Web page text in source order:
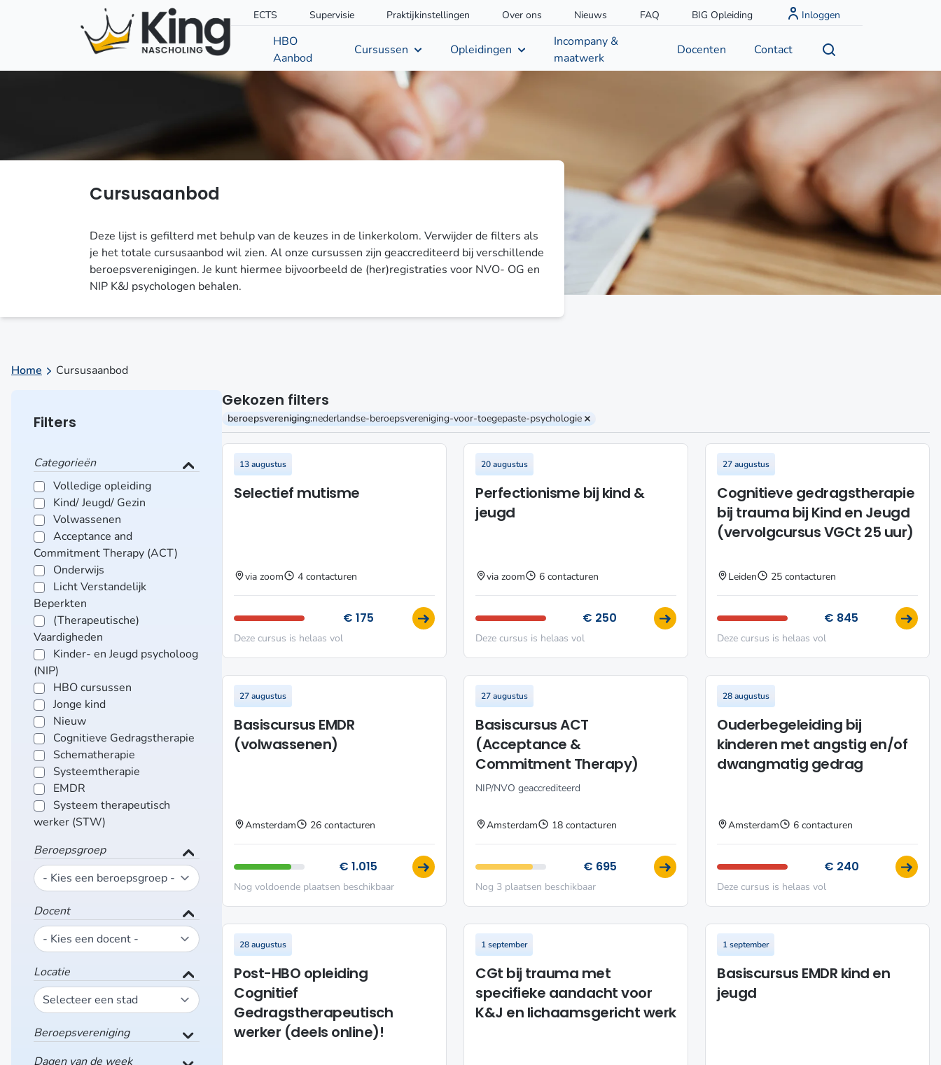
ECTS Supervisie Praktijkinstellingen Over ons Nieuws FAQ BIG Opleiding Inloggen
HBO
Aanbod
Cursussen Opleidingen
Incompany &
maatwerk
Docenten Contact
Cursusaanbod
Deze lijst is gefilterd met behulp van de keuzes in de linkerkolom. Verwijder de filters als
je het totale cursusaanbod wil zien. Al onze cursussen zijn geaccrediteerd bij verschillende
beroepsverenigingen. Je kunt hiermee bijvoorbeeld de (her)registraties voor NVO- OG en
NIP K&J psychologen behalen.
Home Cursusaanbod
Filters
Categorieën
Volledige opleiding
Kind/ Jeugd/ Gezin
Volwassenen
Acceptance and
Commitment Therapy (ACT)
Onderwijs
Licht Verstandelijk
Beperkten
(Therapeutische)
Vaardigheden
Kinder- en Jeugd psycholoog
(NIP)
HBO cursussen
Jonge kind
Nieuw
Cognitieve Gedragstherapie
Schematherapie
Systeemtherapie
EMDR
Systeem therapeutisch
werker (STW)
Beroepsgroep
Docent
Locatie
Beroepsvereniging
Dagen van de week
Gekozen filters
beroepsvereniging:nederlandse-beroepsvereniging-voor-toegepaste-psychologie Verwijder filter
13 augustus
Selectief mutisme
via zoom 4 contacturen
€ 175
Deze cursus is helaas vol
20 augustus
Perfectionisme bij kind &
jeugd
via zoom 6 contacturen
€ 250
Deze cursus is helaas vol
27 augustus
Cognitieve gedragstherapie
bij trauma bij Kind en Jeugd
(vervolgcursus VGCt 25 uur)
Leiden 25 contacturen
€ 845
Deze cursus is helaas vol
27 augustus
Basiscursus EMDR
(volwassenen)
Amsterdam 26 contacturen
€ 1.015
Nog voldoende plaatsen beschikbaar
27 augustus
Basiscursus ACT
(Acceptance &
Commitment Therapy)
NIP/NVO geaccrediteerd
Amsterdam 18 contacturen
€ 695
Nog 3 plaatsen beschikbaar
28 augustus
Ouderbegeleiding bij
kinderen met angstig en/of
dwangmatig gedrag
Amsterdam 6 contacturen
€ 240
Deze cursus is helaas vol
28 augustus
Post-HBO opleiding
Cognitief
Gedragstherapeutisch
werker (deels online)!
1 september
CGt bij trauma met
specifieke aandacht voor
K&J en lichaamsgericht werk
1 september
Basiscursus EMDR kind en
jeugd